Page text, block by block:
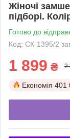
Жіночі
підборі.
Готово до
Код: СК-1395/2
1 899 ₴ 2
Економія 401